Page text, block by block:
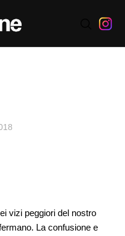
vizi peggiori del nostro
La confusione e